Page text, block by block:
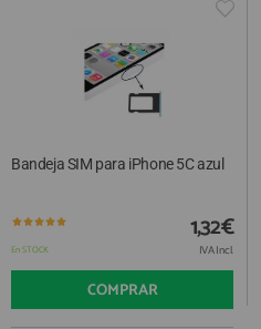
Bandeja SIM para iPhone 5C azul
En STOCK
1,32€
IVA Incl.
COMPRAR